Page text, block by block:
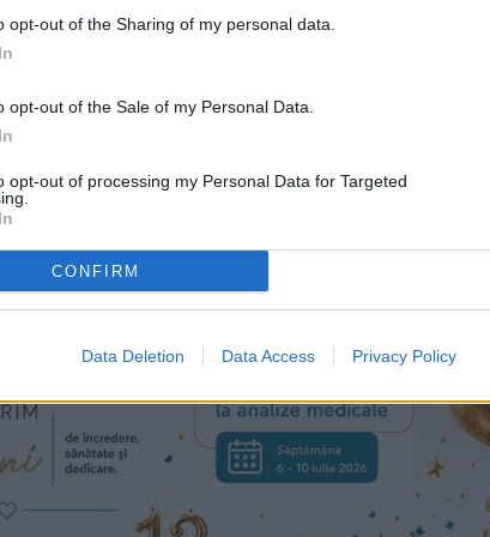
opt-out of the Sharing of my personal data.
opt-out of the Sale of my Personal Data.
opt-out of processing my Personal Data for Targeted
CONFIRM
Data Deletion Data Access Privacy Policy
va fi celebrată timp de trei zile consecutiv.
luni, 13 aprilie și marți, 14 aprilie.
Mare, acesta este așezat în cinstea Patimilor
de postul de patruzeci de zile ținut de Iisus